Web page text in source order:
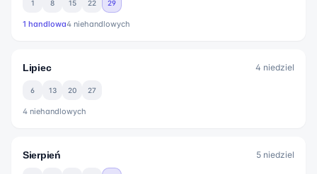
1 8 15 22 29
1 handlowa4 niehandlowych
Lipiec 4 niedziel
6 13 20 27
4 niehandlowych
Sierpień 5 niedziel